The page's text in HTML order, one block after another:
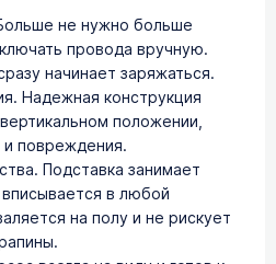
не нужно больше
провода вручную.
начинает заряжаться.
Надежная конструкция
положении,
повреждения.
Подставка занимает
в любой
на полу и не рискует